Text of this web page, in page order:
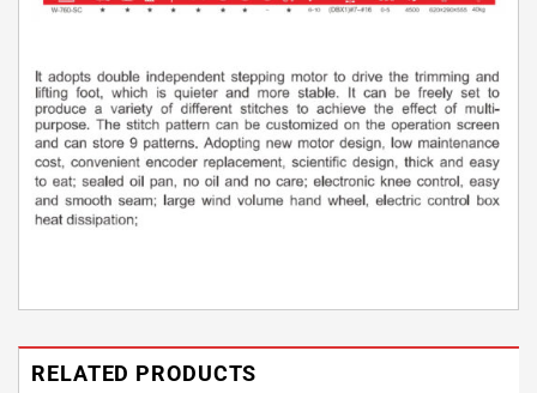
RELATED PRODUCTS